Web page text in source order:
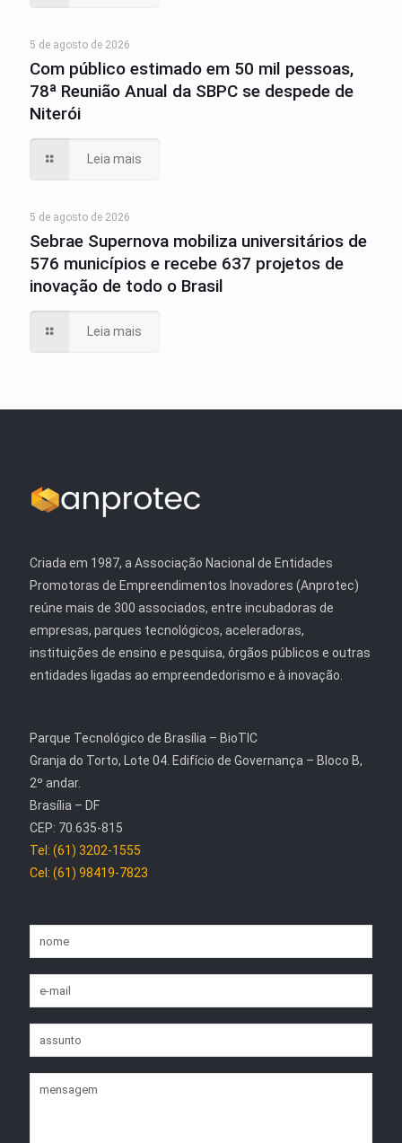
5 de agosto de 2026
Com público estimado em 50 mil pessoas,
78ª Reunião Anual da SBPC se despede de
Niterói
Leia mais
5 de agosto de 2026
Sebrae Supernova mobiliza universitários de
576 municípios e recebe 637 projetos de
inovação de todo o Brasil
Leia mais
Criada em 1987, a Associação Nacional de Entidades
Promotoras de Empreendimentos Inovadores (Anprotec)
reúne mais de 300 associados, entre incubadoras de
empresas, parques tecnológicos, aceleradoras,
instituições de ensino e pesquisa, órgãos públicos e outras
entidades ligadas ao empreendedorismo e à inovação.
Parque Tecnológico de Brasília – BioTIC
Granja do Torto, Lote 04. Edifício de Governança – Bloco B,
2º andar.
Brasília – DF
CEP: 70.635-815
Tel: (61) 3202-1555
Cel: (61) 98419-7823